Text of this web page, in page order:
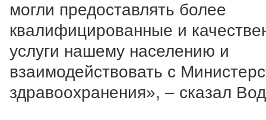
могли предоставлять более
квалифицированные и
услуги нашему населению и
взаимодействовать с
здравоохранения», – сказал